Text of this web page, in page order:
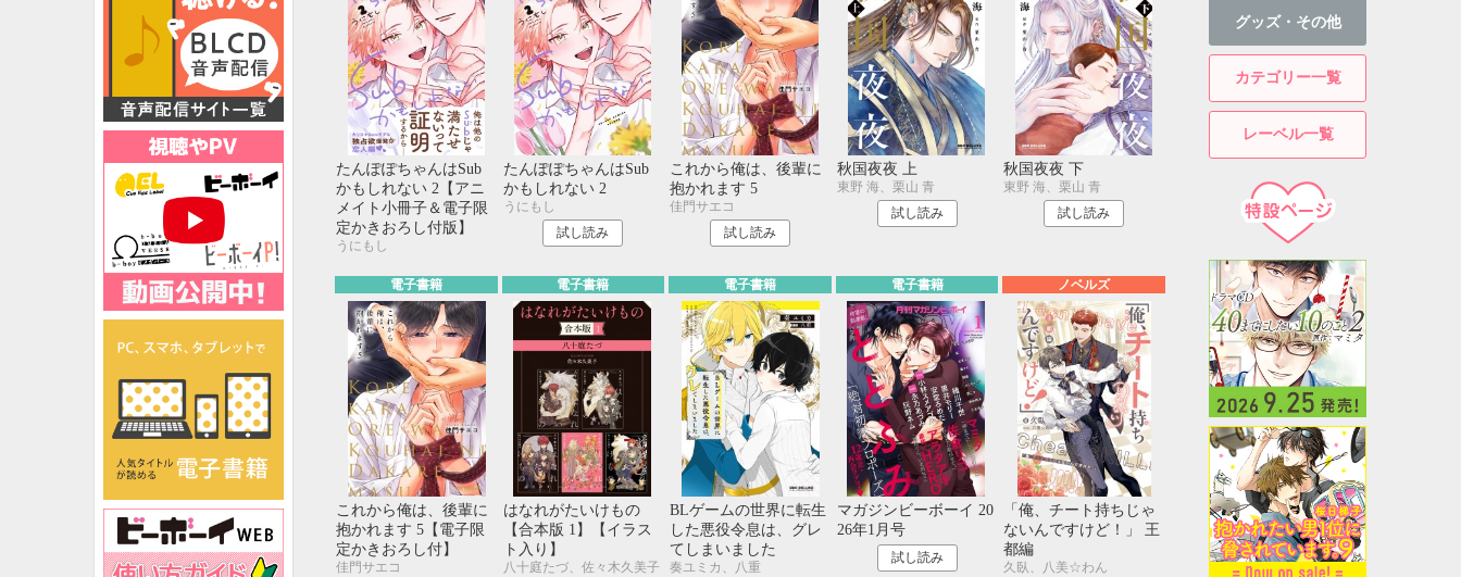
たんぽぽちゃんはSub
かもしれない 2【アニ
メイト小冊子＆電子限
定かきおろし付版】
うにもし
たんぽぽちゃんはSub
かもしれない 2
うにもし
試し読み
これから俺は、後輩に
抱かれます 5
佳門サエコ
試し読み
秋国夜夜 上
東野 海、栗山 青
試し読み
秋国夜夜 下
東野 海、栗山 青
試し読み
電子書籍
これから俺は、後輩に
抱かれます 5【電子限
定かきおろし付】
佳門サエコ
電子書籍
はなれがたいけもの
【合本版 1】【イラス
ト入り】
八十庭たづ、佐々木久美子
電子書籍
BLゲームの世界に転生
した悪役令息は、グレ
てしまいました
奏ユミカ、八重
電子書籍
マガジンビーボーイ 20
26年1月号
試し読み
ノベルズ
「俺、チート持ちじゃ
ないんですけど！」 王
都編
久臥、八美☆わん
グッズ・その他
カテゴリー一覧
レーベル一覧
特設ページ